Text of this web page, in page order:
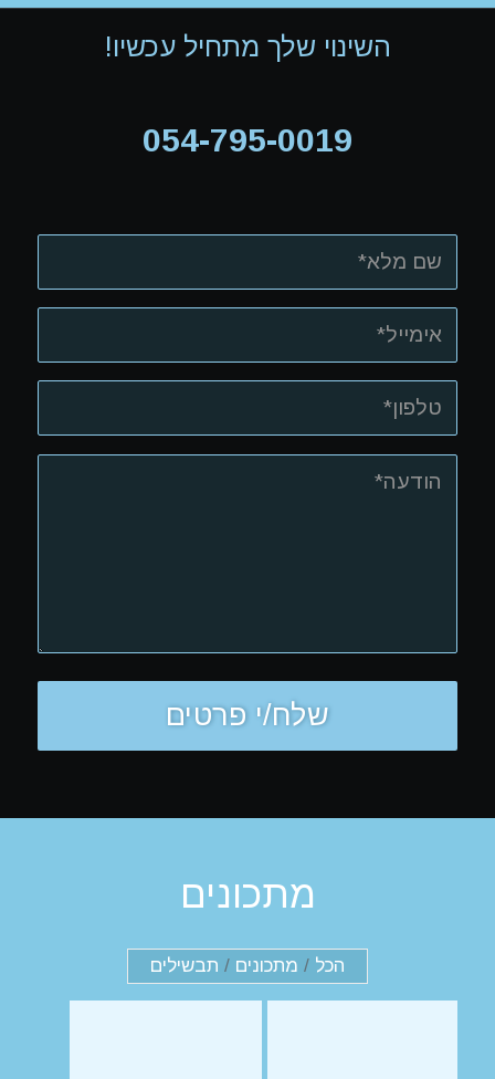
השינוי שלך מתחיל עכשיו!
054-795-0019
מתכונים
הכל / מתכונים / תבשילים